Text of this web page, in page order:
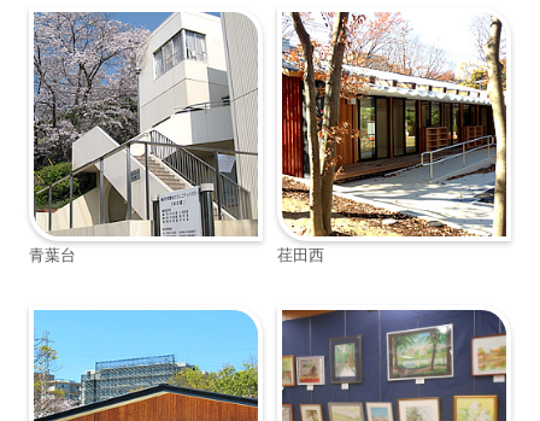
青葉台 荏田西